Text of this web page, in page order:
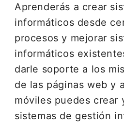
Aprenderás a crear
informáticos desde
procesos y mejorar
informáticos
darle soporte a los
de las páginas web y
móviles puedes crear
sistemas de gestión